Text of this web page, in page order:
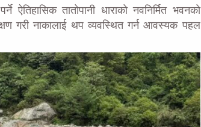
ऐतिहासिक तातोपानी धाराको नवनिर्मित भवनको
गरी नाकालाई थप व्यवस्थित गर्न आवस्यक पहल